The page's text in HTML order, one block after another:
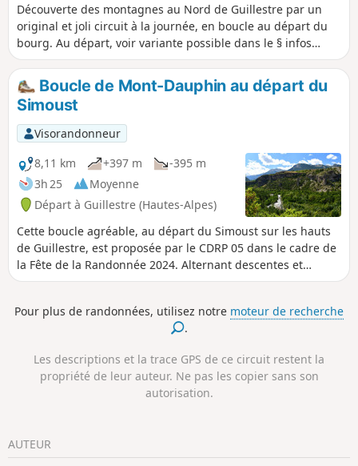
Découverte des montagnes au Nord de Guillestre par un
original et joli circuit à la journée, en boucle au départ du
bourg. Au départ, voir variante possible dans le § infos
pratiques.
Boucle de Mont-Dauphin au départ du
Simoust
Visorandonneur
8,11 km
+397 m
-395 m
3h 25
Moyenne
Départ à Guillestre (Hautes-Alpes)
Cette boucle agréable, au départ du Simoust sur les hauts
de Guillestre, est proposée par le CDRP 05 dans le cadre de
la Fête de la Randonnée 2024. Alternant descentes et
montées elle permet de passer par des points intéressants :
Masques.
Pour plus de randonnées, utilisez notre moteur de recherche
.
Les descriptions et la trace GPS de ce circuit restent la
propriété de leur auteur. Ne pas les copier sans son
autorisation.
AUTEUR